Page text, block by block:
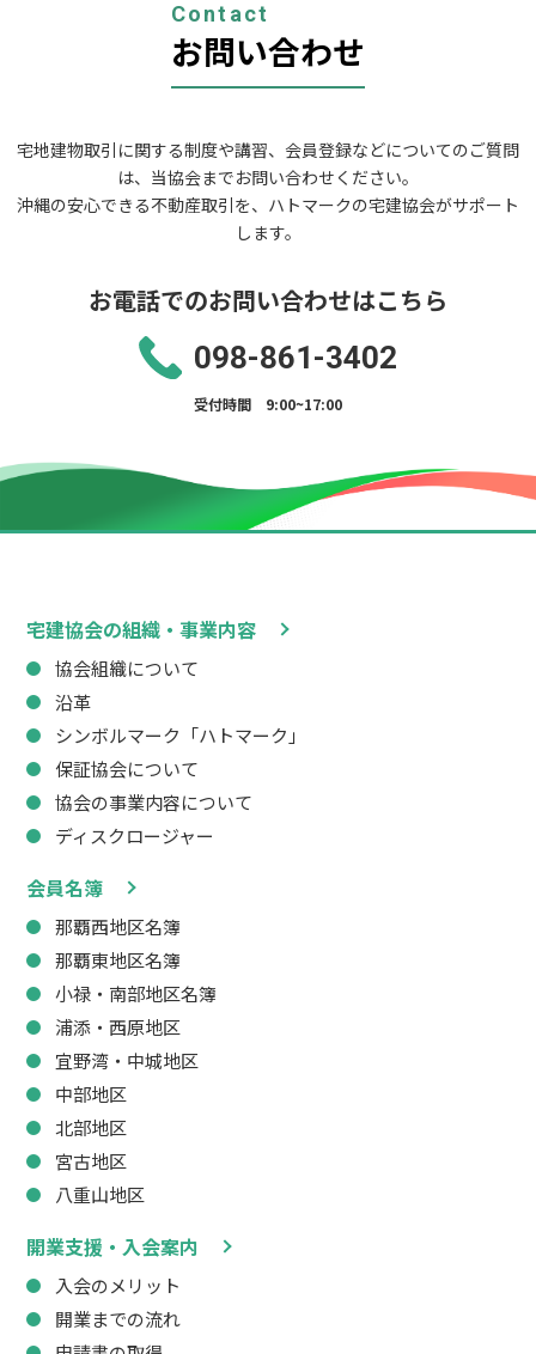
Contact
お問い合わせ
宅地建物取引に関する制度や講習、会員登録などについてのご質問
は、当協会までお問い合わせください。
沖縄の安心できる不動産取引を、ハトマークの宅建協会がサポート
します。
お電話でのお問い合わせはこちら
098-861-3402
受付時間 9:00~17:00
宅建協会の組織・事業内容
協会組織について
沿革
シンボルマーク「ハトマーク」
保証協会について
協会の事業内容について
ディスクロージャー
会員名簿
那覇西地区名簿
那覇東地区名簿
小禄・南部地区名簿
浦添・西原地区
宜野湾・中城地区
中部地区
北部地区
宮古地区
八重山地区
開業支援・入会案内
入会のメリット
開業までの流れ